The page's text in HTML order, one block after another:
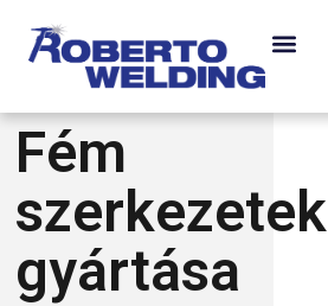
Fém
szerkezetek
gyártása